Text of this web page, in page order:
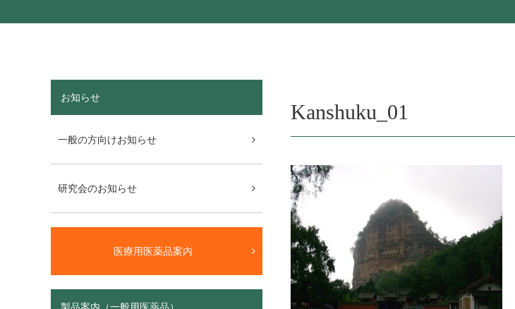
Kanshuku_01
お知らせ
一般の方向けお知らせ
研究会のお知らせ
医療用医薬品案内
製品案内（一般用医薬品）